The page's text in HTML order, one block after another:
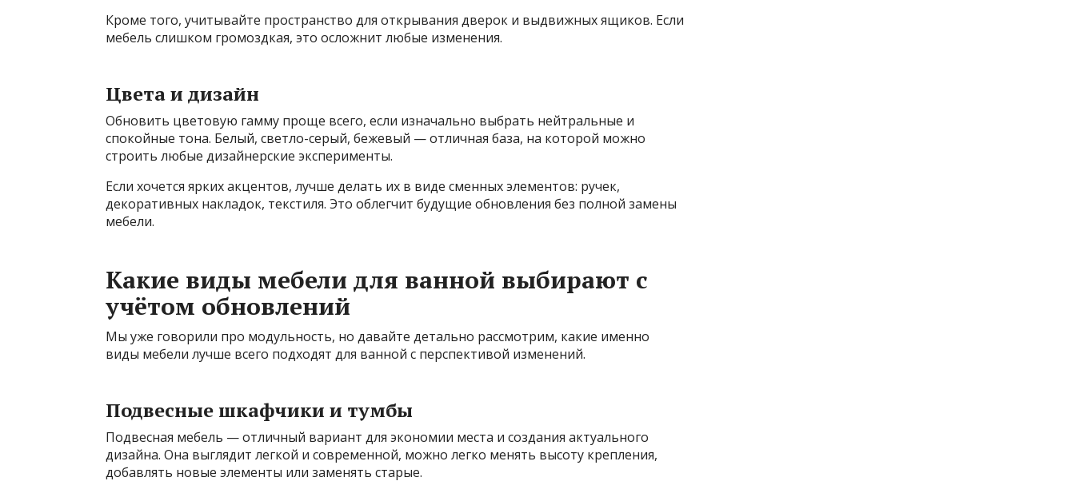
Кроме того, учитывайте пространство для открывания дверок и выдвижных ящиков. Если
мебель слишком громоздкая, это осложнит любые изменения.
Цвета и дизайн
Обновить цветовую гамму проще всего, если изначально выбрать нейтральные и
спокойные тона. Белый, светло-серый, бежевый — отличная база, на которой можно
строить любые дизайнерские эксперименты.
Если хочется ярких акцентов, лучше делать их в виде сменных элементов: ручек,
декоративных накладок, текстиля. Это облегчит будущие обновления без полной замены
мебели.
Какие виды мебели для ванной выбирают с
учётом обновлений
Мы уже говорили про модульность, но давайте детально рассмотрим, какие именно
виды мебели лучше всего подходят для ванной с перспективой изменений.
Подвесные шкафчики и тумбы
Подвесная мебель — отличный вариант для экономии места и создания актуального
дизайна. Она выглядит легкой и современной, можно легко менять высоту крепления,
добавлять новые элементы или заменять старые.